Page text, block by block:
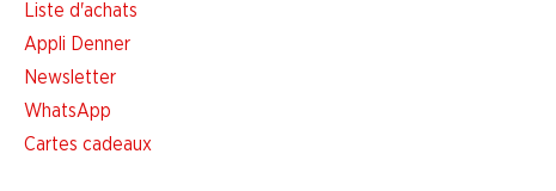
Liste d'achats
Appli Denner
Newsletter
WhatsApp
Cartes cadeaux